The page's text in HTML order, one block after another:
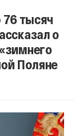
76 тысяч
о
Поляне